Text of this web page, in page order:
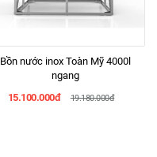
Bồn nước inox Toàn Mỹ 4000l
ngang
15.100.000đ
19.180.000đ